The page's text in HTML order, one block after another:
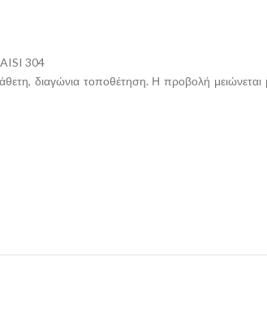
AISI 304
διαγώνια τοποθέτηση. Η προβολή